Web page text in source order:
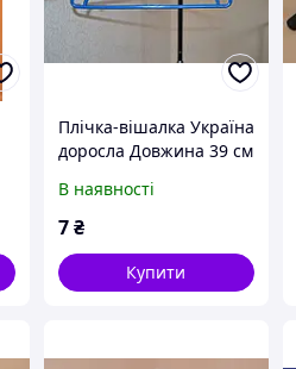
Плічка-вішалка Україна
доросла Довжина 39 см
В наявності
7 ₴
Купити